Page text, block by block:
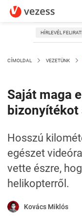
HÍRLEVÉL
CÍMOLDAL VEZETÜNK
Saját maga
Hosszú
egészet
vette észre,
helikopterről.
Kovács Miklós